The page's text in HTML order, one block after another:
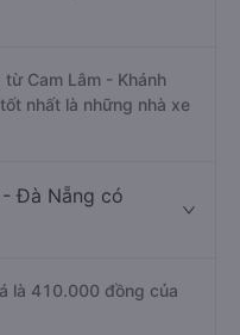
Cam Lâm - Khánh
nhất là những nhà xe
Đà Nẵng có
là 410.000 đồng của